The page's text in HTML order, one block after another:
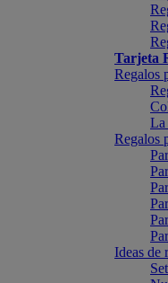
Tarjeta
Regalos
La
Regalos
Ideas de